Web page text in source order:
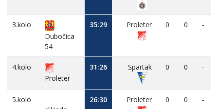
3.kolo
Dubočica
54
35:29 Proleter 0 0 -
4.kolo
Proleter
31:26 Spartak 0 0 -
5.kolo
26:30 Proleter 0 0 -